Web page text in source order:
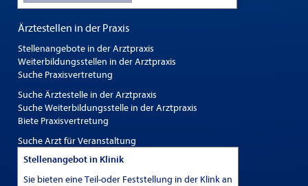
Ärztestellen in der Praxis
Stellenangebote in der Arztpraxis
Weiterbildungsstellen in der Arztpraxis
Suche Praxisvertretung
Suche Ärztestelle in der Arztpraxis
Suche Weiterbildungsstelle in der Arztpraxis
Biete Praxisvertretung
Suche Arzt für Veranstaltung
Stellenangebot in Klinik
Sie bieten eine Teil-oder Feststellung in der Klink an